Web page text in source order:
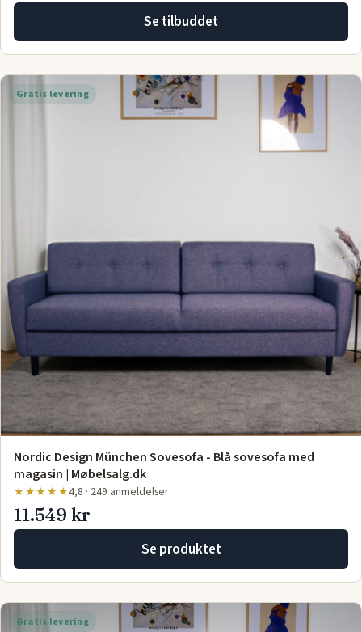
Se tilbuddet
Gratis levering
Nordic Design München Sovesofa - Blå sovesofa med
magasin | Møbelsalg.dk
★★★★★4,8 · 249 anmeldelser
11.549 kr
Se produktet
Gratis levering